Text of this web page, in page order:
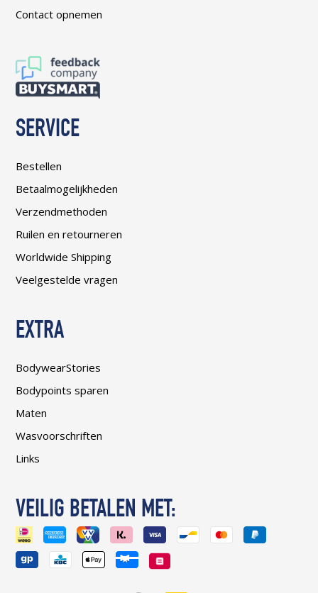
Contact opnemen
SERVICE
Bestellen
Betaalmogelijkheden
Verzendmethoden
Ruilen en retourneren
Worldwide Shipping
Veelgestelde vragen
EXTRA
BodywearStories
Bodypoints sparen
Maten
Wasvoorschriften
Links
VEILIG BETALEN MET: